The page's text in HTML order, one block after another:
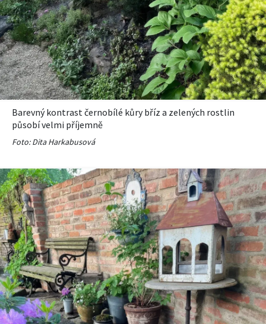
Barevný kontrast černobílé kůry bříz a zelených rostlin
působí velmi příjemně
Foto: Dita Harkabusová